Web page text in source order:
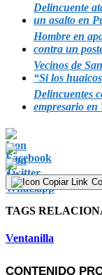
Delincuente
un asalto en
Hombre en
contra un
Vecinos de
“Si los
Delincuentes
empresario
TAGS
Ventanilla